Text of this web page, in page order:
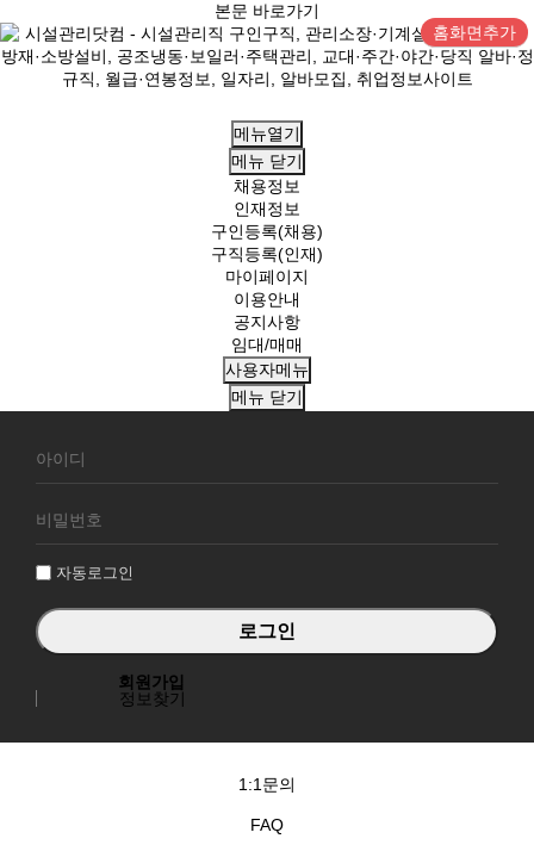
본문 바로가기
홈화면추가
메뉴열기
메뉴 닫기
채용정보
인재정보
구인등록(채용)
구직등록(인재)
마이페이지
이용안내
공지사항
임대/매매
사용자메뉴
메뉴 닫기
원
그
자동로그인
회원가입
정보찾기
1:1문의
FAQ